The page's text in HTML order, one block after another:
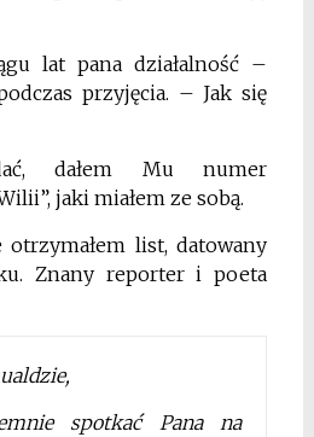
lat pana działalność –
przyjęcia. – Jak się
dałem Mu numer
jaki miałem ze sobą.
list, datowany
Znany reporter i poeta
spotkać Pana na